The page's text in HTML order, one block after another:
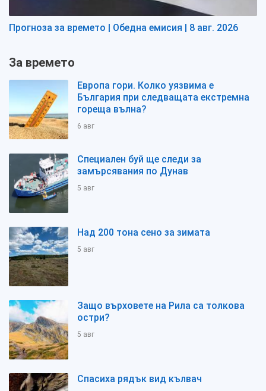
Прогноза за времето | Обедна емисия | 8 авг. 2026
За времето
Европа гори. Колко уязвима е
България при следващата екстремна
гореща вълна?
6 авг
Специален буй ще следи за
замърсявания по Дунав
5 авг
Над 200 тона сено за зимата
5 авг
Защо върховете на Рила са толкова
остри?
5 авг
Спасиха рядък вид кълвач